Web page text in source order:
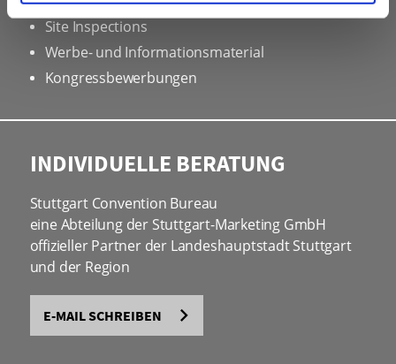
Site Inspections
Werbe- und Informationsmaterial
Kongressbewerbungen
INDIVIDUELLE BERATUNG
Stuttgart Convention Bureau
eine Abteilung der Stuttgart-Marketing GmbH
offizieller Partner der Landeshauptstadt Stuttgart
und der Region
E-MAIL SCHREIBEN